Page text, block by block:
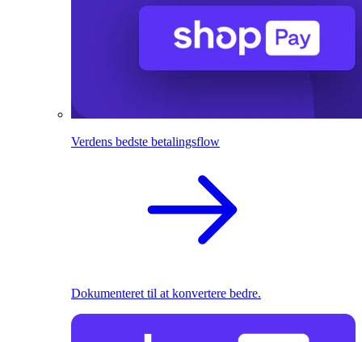
Verdens bedste betalingsflow
Dokumenteret til at konvertere bedre.